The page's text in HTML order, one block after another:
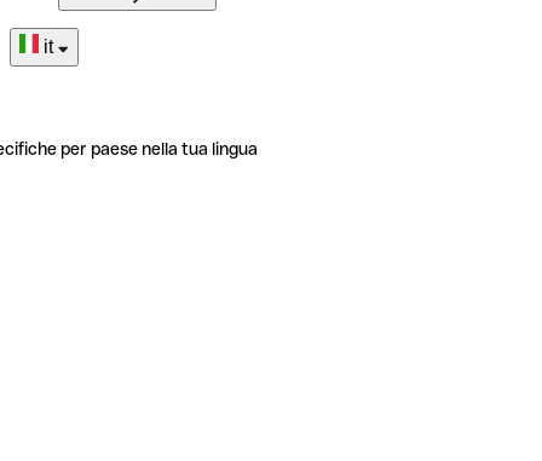
it
per paese nella tua lingua